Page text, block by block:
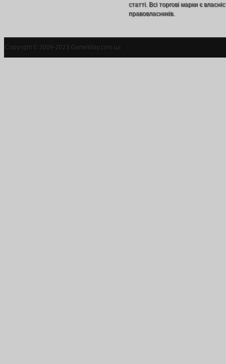
статті. Всі торгові марки є
правовласників.
Copyright © 2009-2023 GameWay.com.ua